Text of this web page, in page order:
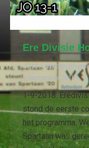
Ere Divisie
JO13-1,
3 september 2018
1-9-2018:
stond de eerste
het programma.
Spartaan was